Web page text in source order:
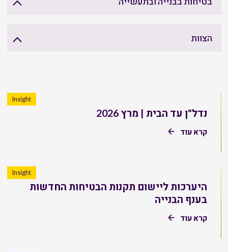
הצוות
נדל"ן עד הבית | מרץ 2026
Insight
קרא עוד
היערכות ליישום תקנות הבטיחות החדשות
בענף הבנייה
Insight
קרא עוד